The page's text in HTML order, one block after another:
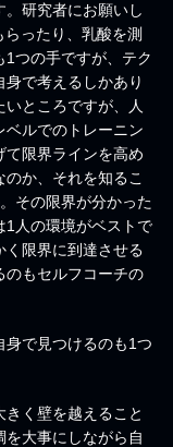
研究者にお願いし
ったり、乳酸を測
1つの手ですが、テク
で考えるしかあり
ところですが、人
ベルでのトレーニン
て限界ラインを高め
か、それを知るこ
その限界が分かった
1人の環境がベストで
限界に到達させる
のもセルフコーチの
身で見つけるのも1つ
く壁を越えること
大事にしながら自